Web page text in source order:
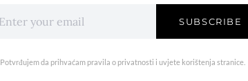
SUBSCRIBE
Potvrđujem da prihvaćam pravila o privatnosti i uvjete korištenja stranice.